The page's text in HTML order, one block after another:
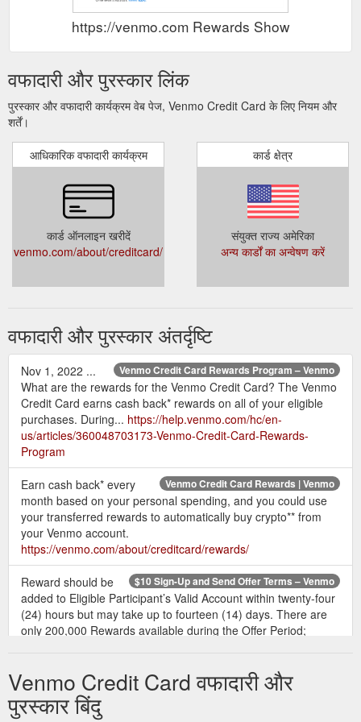
https://venmo.com Rewards Show
वफादारी और पुरस्कार लिंक
पुरस्कार और वफादारी कार्यक्रम वेब पेज, Venmo Credit Card के लिए नियम और
शर्तें।
आधिकारिक वफादारी कार्यक्रम
कार्ड ऑनलाइन खरीदें
venmo.com/about/creditcard/
कार्ड क्षेत्र
संयुक्त राज्य अमेरिका
अन्य कार्डों का अन्वेषण करें
वफादारी और पुरस्कार अंतर्दृष्टि
Venmo Credit Card Rewards Program – Venmo
Nov 1, 2022 ...
What are the rewards for the Venmo Credit Card? The Venmo
Credit Card earns cash back* rewards on all of your eligible
purchases. During... https://help.venmo.com/hc/en-
us/articles/360048703173-Venmo-Credit-Card-Rewards-
Program
Venmo Credit Card Rewards | Venmo
Earn cash back* every
month based on your personal spending, and you could use
your transferred rewards to automatically buy crypto** from
your Venmo account.
https://venmo.com/about/creditcard/rewards/
$10 Sign-Up and Send Offer Terms – Venmo
Reward should be
added to Eligible Participant’s Valid Account within twenty-four
(24) hours but may take up to fourteen (14) days. There are
only 200,000 Rewards available during the Offer Period;
https://help.venmo.com/hc/en-us/articles/4408865989779--10-
Sign-Up-and-Send-Offer-Terms
Venmo Credit Card वफादारी और
पुरस्कार बिंदु